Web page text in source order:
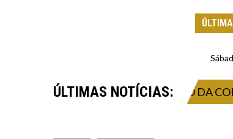
ÚLTIMAS NOTÍCIAS:
NEGÓCIOS E FUTURO DA